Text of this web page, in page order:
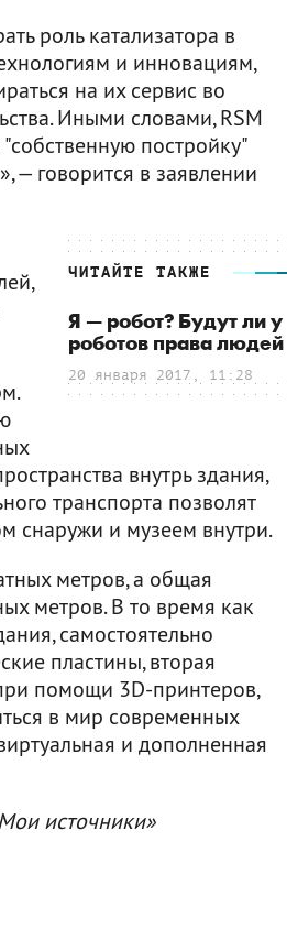
роль катализатора в
и инновациям,
на их сервис во
Иными словами, RSM
постройку"
— говорится в заявлении
ЧИТАЙТЕ ТАКЖЕ
Я — робот? Будут ли у
роботов права людей
20 января 2017, 11:28
внутрь здания,
транспорта позволят
снаружи и музеем внутри.
метров, а общая
метров. В то время как
самостоятельно
пластины, вторая
помощи 3D-принтеров,
в мир современных
и дополненная
источники»